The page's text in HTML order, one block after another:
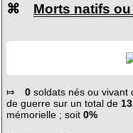
⌘ Morts natifs
⤇ 0soldats nés ou vivant
de guerre sur un total de
mémorielle ; soit 0%